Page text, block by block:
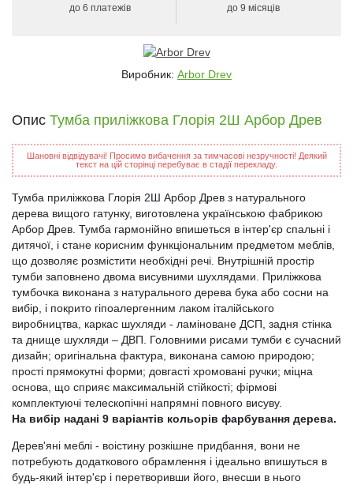
до 6 платежів
до 9 місяців
Виробник: Arbor Drev
Опис Тумба приліжкова Глорія 2Ш Арбор Древ
Шановні відвідувачі! Просимо вибачення за тимчасові незручності! Деякий
текст на цій сторінці перебуває в стадії перекладу.
Тумба приліжкова Глорія 2Ш Арбор Древ з натурального
дерева вищого гатунку, виготовлена українською фабрикою
Арбор Древ. Тумба гармонійно впишеться в інтер'єр спальні і
дитячої, і стане корисним функціональним предметом меблів,
що дозволяє розмістити необхідні речі. Внутрішній простір
тумби заповнено двома висувними шухлядами. Приліжкова
тумбочка виконана з натурального дерева бука або сосни на
вибір, і покрито гіпоалергенним лаком італійського
виробництва, каркас шухляди - ламіноване ДСП, задня стінка
та днище шухляди – ДВП. Головними рисами тумби є сучасний
дизайн; оригінальна фактура, виконана самою природою;
прості прямокутні форми; довгасті хромовані ручки; міцна
основа, що сприяє максимальній стійкості; фірмові
комплектуючі телескопічні напрямні повного висуву.
На вибір надані 9 варіантів кольорів фарбування дерева.
Дерев'яні меблі - воістину розкішне придбання, вони не
потребують додаткового обрамлення і ідеально впишуться в
будь-який інтер'єр і перетворивши його, внесши в нього